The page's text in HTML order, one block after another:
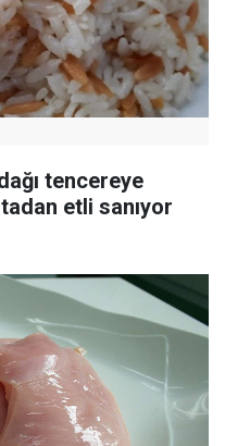
tencereye
etli sanıyor